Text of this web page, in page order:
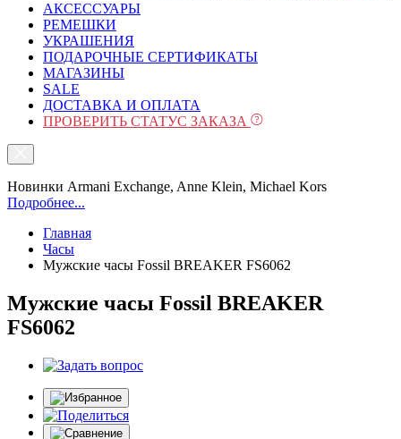
АКСЕССУАРЫ
РЕМЕШКИ
УКРАШЕНИЯ
ПОДАРОЧНЫЕ СЕРТИФИКАТЫ
МАГАЗИНЫ
SALE
ДОСТАВКА И ОПЛАТА
ПРОВЕРИТЬ СТАТУС ЗАКАЗА
Новинки Armani Exchange, Anne Klein, Michael Kors
Подробнее...
Главная
Часы
Мужские часы Fossil BREAKER FS6062
Мужские часы Fossil BREAKER
FS6062